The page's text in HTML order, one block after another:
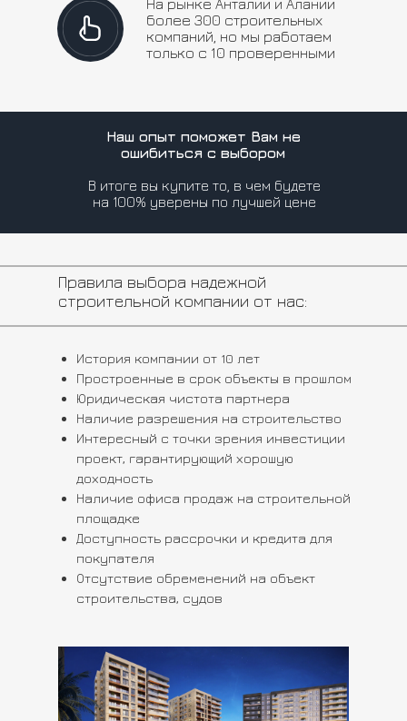
На рынке Анталии и Алании
более 300 строительных
компаний, но мы работаем
только с 10 проверенными
Наш опыт поможет Вам не
ошибиться с выбором
В итоге вы купите то, в чем будете
на 100% уверены по лучшей цене
Правила выбора надежной
строительной компании от нас:
История компании от 10 лет
Простроенные в срок объекты в прошлом
Юридическая чистота партнера
Наличие разрешения на строительство
Интересный с точки зрения инвестиции
проект, гарантирующий хорошую
доходность
Наличие офиса продаж на строительной
площадке
Доступность рассрочки и кредита для
покупателя
Отсутствие обременений на объект
строительства, судов